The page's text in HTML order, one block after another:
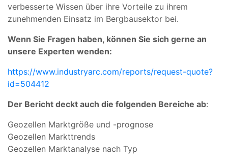
verbesserte Wissen über ihre Vorteile zu ihrem
zunehmenden Einsatz im Bergbausektor bei.
Wenn Sie Fragen haben, können Sie sich gerne an
unsere Experten wenden:
https://www.industryarc.com/reports/request-quote?
id=504412
Der Bericht deckt auch die folgenden Bereiche ab:
Geozellen Marktgröße und -prognose
Geozellen Markttrends
Geozellen Marktanalyse nach Typ